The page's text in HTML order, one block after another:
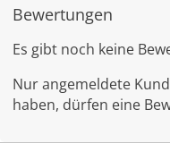
Bewertungen
Es gibt noch keine
Nur angemeldete
haben, dürfen eine